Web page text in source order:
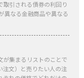
取引される債券の利回り
異なる金融商品や異なる
が集まるリストのことで
注文）と売りたい人の注